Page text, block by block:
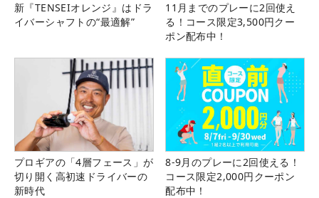
新『TENSEIオレンジ』はドラ
イバーシャフトの“最適解”
11月までのプレーに2回使え
る！コース限定3,500円クー
ポン配布中！
プロギアの「4層フェース」が
切り開く高初速ドライバーの
新時代
8-9月のプレーに2回使える！
コース限定2,000円クーポン
配布中！